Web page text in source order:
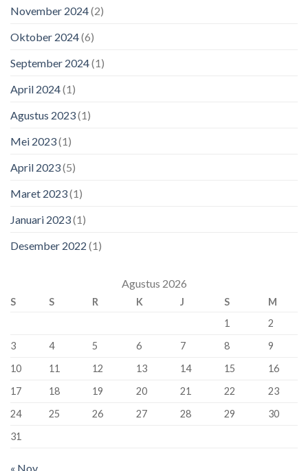
November 2024(2)
Oktober 2024(6)
September 2024(1)
April 2024(1)
Agustus 2023(1)
Mei 2023(1)
April 2023(5)
Maret 2023(1)
Januari 2023(1)
Desember 2022 (1)
Agustus 2026
S S R K J S
M
1
2
3
4 5 6 7 8
9
10
11 12 13 14 15
16
17
18 19 20 21 22
23
24
25 26 27 28 29
30
31
« Nov